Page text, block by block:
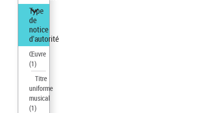
Type
de
notice
d'autorité
Œuvre
(1)
Titre
uniforme
musical
(1)